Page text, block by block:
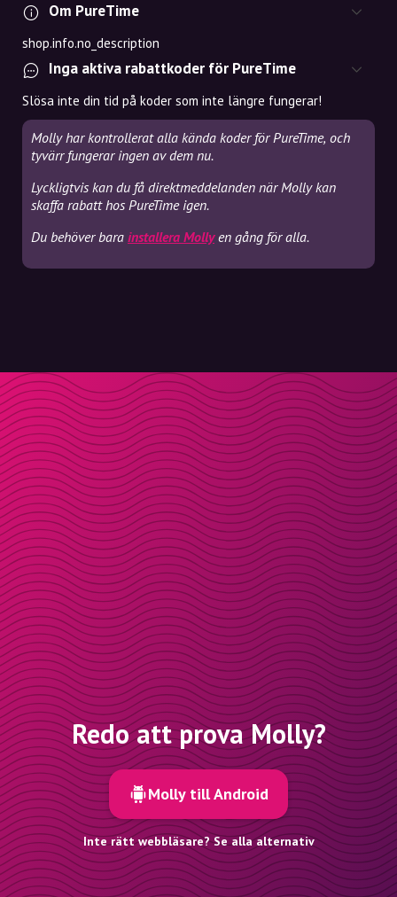
Om PureTime
shop.info.no_description
Inga aktiva rabattkoder för PureTime
Slösa inte din tid på koder som inte längre fungerar!
Molly har kontrollerat alla kända koder för PureTime, och
tyvärr fungerar ingen av dem nu.
Lyckligtvis kan du få direktmeddelanden när Molly kan
skaffa rabatt hos PureTime igen.
Du behöver bara installera Mollyen gång för alla.
Redo att prova Molly?
Molly till Android
Inte rätt webbläsare? Se alla alternativ